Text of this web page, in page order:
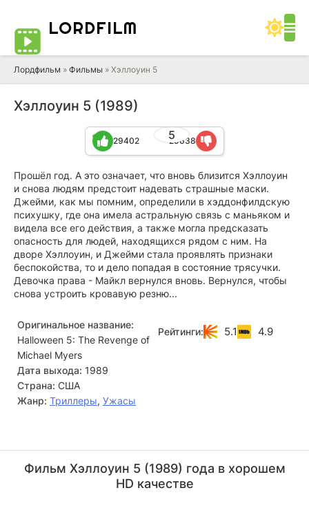
LORDFILM
Лордфильм » Фильмы » Хэллоуин 5
Хэллоуин 5 (1989)
5
29402 29638
Прошёл год. А это означает, что вновь близится Хэллоуин
и снова людям предстоит надевать страшные маски.
Джейми, как мы помним, определили в хэддонфилдскую
психушку, где она имела астральную связь с маньяком и
видела все его действия, а также могла предсказать
опасность для людей, находящихся рядом с ним. На
дворе Хэллоуин, и Джейми стала проявлять признаки
беспокойства, то и дело попадая в состояние трясучки.
Девочка права - Майкл вернулся вновь. Вернулся, чтобы
снова устроить кровавую резню...
Оригинальное название:
Halloween 5: The Revenge of
Michael Myers
Дата выхода: 1989
Страна: США
Жанр: Триллеры, Ужасы
Рейтинги: 5.1 4.9
(Loomis)
(Deputy Charlie)
Фильм Хэллоуин 5 (1989) года в хорошем
HD качестве